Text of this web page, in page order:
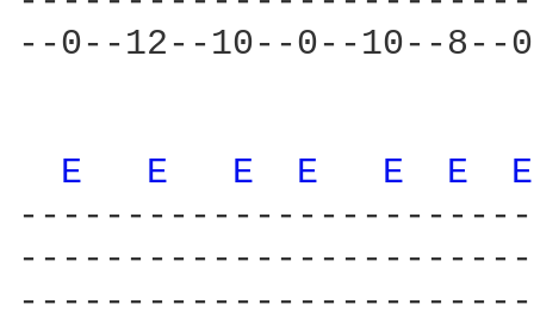
--0--12--10--0--10--
E E E E E E